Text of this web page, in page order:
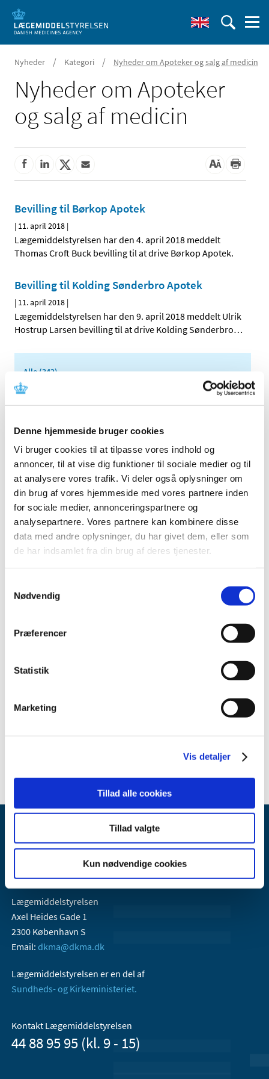
Denne hjemmeside bruger cookies
Vi bruger cookies til at tilpasse vores indhold og
annoncer, til at vise dig funktioner til sociale medier og til
at analysere vores trafik. Vi deler også oplysninger om
din brug af vores hjemmeside med vores partnere inden
for sociale medier, annonceringspartnere og
analysepartnere. Vores partnere kan kombinere disse
data med andre oplysninger, du har givet dem, eller som
de har indsamlet fra din brug af deres tjenester.
Nødvendig
Præferencer
Statistik
Marketing
Vis detaljer
Tillad alle cookies
Tillad valgte
Kun nødvendige cookies
Nyheder / Kategori / Nyheder om Apoteker og salg af medicin
Nyheder om Apoteker
og salg af medicin
Bevilling til Børkop Apotek
| 11. april 2018 |
Lægemiddelstyrelsen har den 4. april 2018 meddelt
Thomas Croft Buck bevilling til at drive Børkop Apotek.
Bevilling til Kolding Sønderbro Apotek
| 11. april 2018 |
Lægemiddelstyrelsen har den 9. april 2018 meddelt Ulrik
Hostrup Larsen bevilling til at drive Kolding Sønderbro…
Alle (342)
TID
2025 (13)
2024 (30)
2023 (49)
2022 (35)
2021 (23)
2020 (49)
2019 (35)
2018 (40)
oktober (6)
juni (4)
april (2)
februar (6)
2017 (36)
Lægemiddelstyrelsen
Axel Heides Gade 1
2300 København S
Email: dkma@dkma.dk
Lægemiddelstyrelsen er en del af
Sundheds- og Kirkeministeriet.
Kontakt Lægemiddelstyrelsen
44 88 95 95 (kl. 9 - 15)